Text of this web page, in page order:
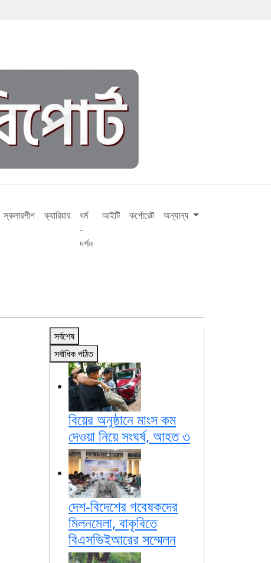
স্কলারশীপ ক্যারিয়ার
ধর্ম
-
দর্শন
আইটি কর্পোরেট অন্যান্য
সর্বশেষ
সর্বাধিক পঠিত
বিয়ের অনুষ্ঠানে মাংস কম
দেওয়া নিয়ে সংঘর্ষ, আহত ৩
দেশ-বিদেশের গবেষকদের
মিলনমেলা, বাকৃবিতে
বিএসভিইআরের সম্মেলন